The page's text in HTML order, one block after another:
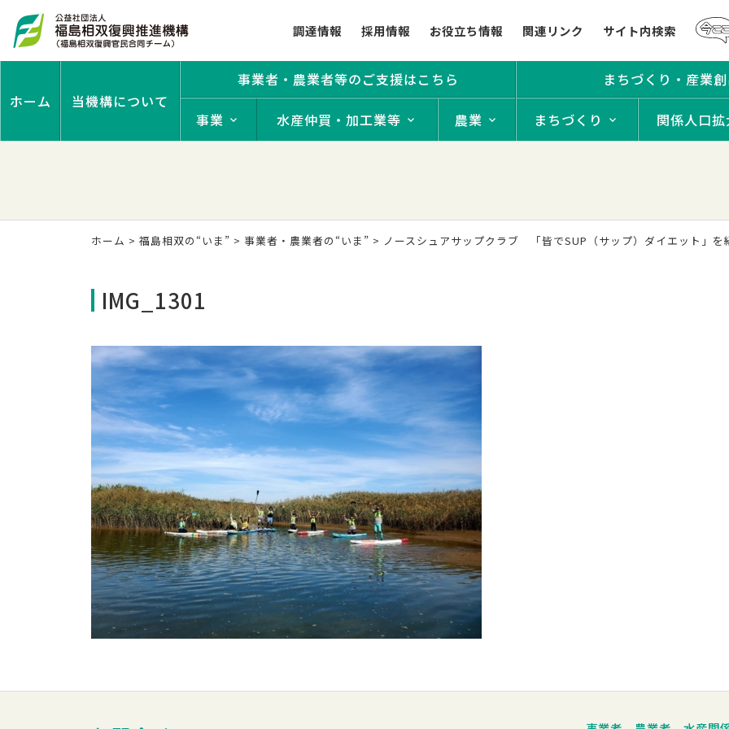
調達情報 採用情報 お役立ち情報 関連リンク サイト内検索
ホーム 当機構について
事業者・農業者等のご支援はこちら
事業 水産仲買・加工業等 農業
まちづくり・産業
まちづくり 関係人口拡
ホーム > 福島相双の“いま” > 事業者・農業者の“いま” > ノースシュアサップクラブ 「皆でSUP（サップ）ダイエット」を
IMG_1301